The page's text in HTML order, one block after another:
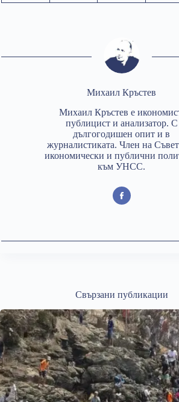
Михаил Кръстев
Михаил Кръстев е
публицист и анализатор. С
дългогодишен опит и в
журналистиката. Член на
икономически и публични
към УНСС.
Свързани публикации